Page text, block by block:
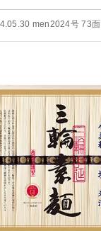
men2024号 73面